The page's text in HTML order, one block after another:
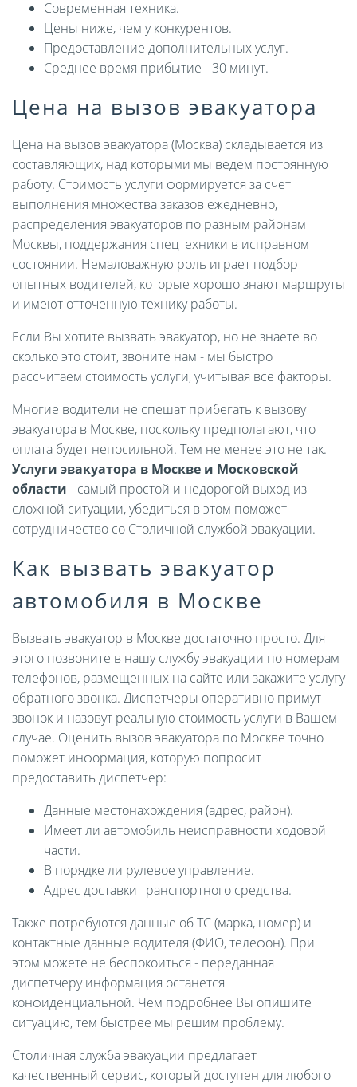
Современная техника.
Цены ниже, чем у конкурентов.
Предоставление дополнительных услуг.
Среднее время прибытие - 30 минут.
Цена на вызов эвакуатора
Цена на вызов эвакуатора (Москва) складывается из
составляющих, над которыми мы ведем постоянную
работу. Стоимость услуги формируется за счет
выполнения множества заказов ежедневно,
распределения эвакуаторов по разным районам
Москвы, поддержания спецтехники в исправном
состоянии. Немаловажную роль играет подбор
опытных водителей, которые хорошо знают маршруты
и имеют отточенную технику работы.
Если Вы хотите вызвать эвакуатор, но не знаете во
сколько это стоит, звоните нам - мы быстро
рассчитаем стоимость услуги, учитывая все факторы.
Многие водители не спешат прибегать к вызову
эвакуатора в Москве, поскольку предполагают, что
оплата будет непосильной. Тем не менее это не так.
Услуги эвакуатора в Москве и Московской
области - самый простой и недорогой выход из
сложной ситуации, убедиться в этом поможет
сотрудничество со Столичной службой эвакуации.
Как вызвать эвакуатор
автомобиля в Москве
Вызвать эвакуатор в Москве достаточно просто. Для
этого позвоните в нашу службу эвакуации по номерам
телефонов, размещенных на сайте или закажите услугу
обратного звонка. Диспетчеры оперативно примут
звонок и назовут реальную стоимость услуги в Вашем
случае. Оценить вызов эвакуатора по Москве точно
поможет информация, которую попросит
предоставить диспетчер:
Данные местонахождения (адрес, район).
Имеет ли автомобиль неисправности ходовой
части.
В порядке ли рулевое управление.
Адрес доставки транспортного средства.
Также потребуются данные об ТС (марка, номер) и
контактные данные водителя (ФИО, телефон). При
этом можете не беспокоиться - переданная
диспетчеру информация останется
конфиденциальной. Чем подробнее Вы опишите
ситуацию, тем быстрее мы решим проблему.
Столичная служба эвакуации предлагает
качественный сервис, который доступен для любого